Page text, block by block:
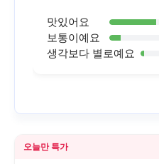
맛있어요
보통이예요
생각보다 별로예요
오늘만 특가